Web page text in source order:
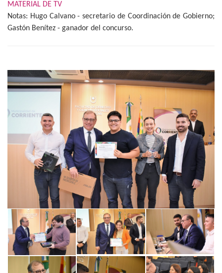
MATERIAL DE TV
Notas: Hugo Calvano - secretario de Coordinación de Gobierno;
Gastón Benítez - ganador del concurso.